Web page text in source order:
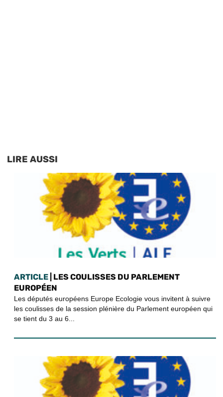
LIRE AUSSI
ARTICLE | LES COULISSES DU PARLEMENT
EUROPÉEN
Les députés européens Europe Ecologie vous invitent à suivre
les coulisses de la session plénière du Parlement européen qui
se tient du 3 au 6...